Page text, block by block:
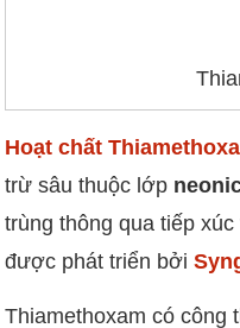
Hoạt chất
trừ sâu thuộc lớp
trùng thông qua tiếp
được phát triển bởi
Thiamethoxam có công